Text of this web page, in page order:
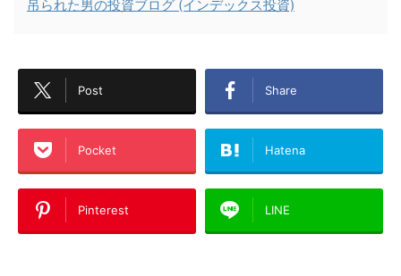
吊られた男の投資ブログ (インデックス投資)
Post Share
Pocket Hatena
Pinterest LINE